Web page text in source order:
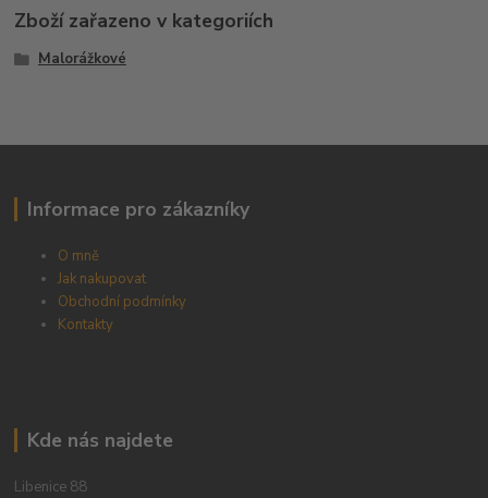
Zboží zařazeno v kategoriích
Malorážkové
Informace pro zákazníky
O mně
Jak nakupovat
Obchodní podmínky
Kontakty
Kde nás najdete
Libenice 88